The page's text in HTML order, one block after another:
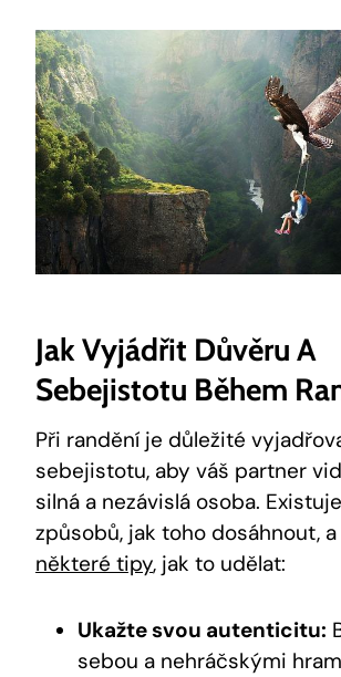
Jak Vyjádřit Důvěru A
Sebejistotu Během
Při randění je důležité
sebejistotu, aby váš partner
silná a nezávislá osoba.
způsobů, jak toho dosáhnout, a
některé tipy, jak to udělat:
Ukažte svou autenticitu:
sebou a nehráčskými